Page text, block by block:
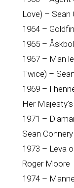
Love) – Sean
1964 –
1965 –
1967 – Man
Twice) –
1969 – I
Her
1971 –
Sean Connery
1973 – Leva
Roger Moore
1974 –